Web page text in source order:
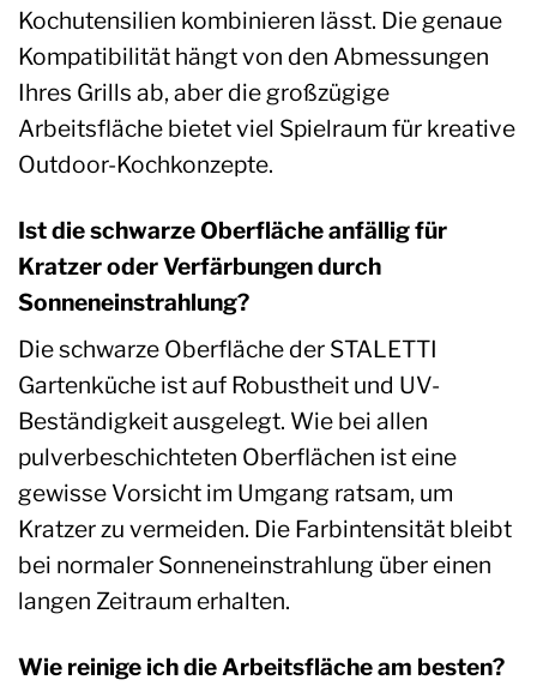
Kochutensilien kombinieren lässt. Die genaue
Kompatibilität hängt von den Abmessungen
Ihres Grills ab, aber die großzügige
Arbeitsfläche bietet viel Spielraum für kreative
Outdoor-Kochkonzepte.
Ist die schwarze Oberfläche anfällig für
Kratzer oder Verfärbungen durch
Sonneneinstrahlung?
Die schwarze Oberfläche der STALETTI
Gartenküche ist auf Robustheit und UV-
Beständigkeit ausgelegt. Wie bei allen
pulverbeschichteten Oberflächen ist eine
gewisse Vorsicht im Umgang ratsam, um
Kratzer zu vermeiden. Die Farbintensität bleibt
bei normaler Sonneneinstrahlung über einen
langen Zeitraum erhalten.
Wie reinige ich die Arbeitsfläche am besten?